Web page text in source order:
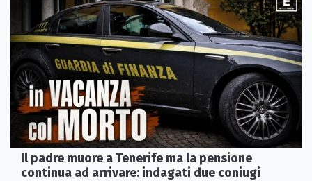
Il padre muore a Tenerife ma la pensione
continua ad arrivare: indagati due coniugi